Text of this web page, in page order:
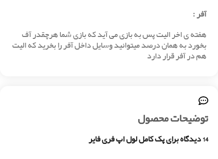
آفر:
هفته ی اخر الیت پس به بازی می آید که بازی شما هرچقدر آف
بخورد به همان درصد میتوانید وسایل داخل آفر را بخرید که الیت
هم در آفر قرار دارد
توضیحات محصول
14 دیدگاه برای پک کامل لول اپ فری فایر